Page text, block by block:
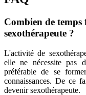
Combien de
sexothérapeute ?
L'activité de
elle ne nécessite pas
préférable de se
connaissances. De ce
devenir sexothérapeute.